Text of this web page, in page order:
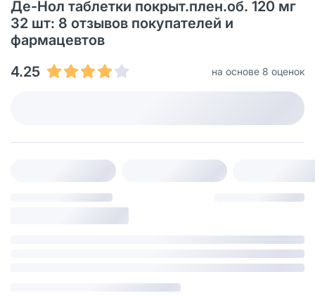
Де-Нол таблетки покрыт.плен.об. 120 мг
32 шт: 8 отзывов покупателей и
фармацевтов
4.25
на основе 8 оценок